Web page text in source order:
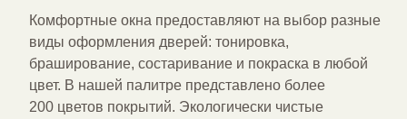
Комфортные окна предоставляют на выбор разные
виды оформления дверей: тонировка,
браширование, состаривание и покраска в любой
цвет. В нашей палитре представлено более
200 цветов покрытий. Экологически чистые